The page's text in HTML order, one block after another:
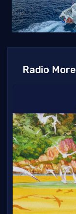
Radio More